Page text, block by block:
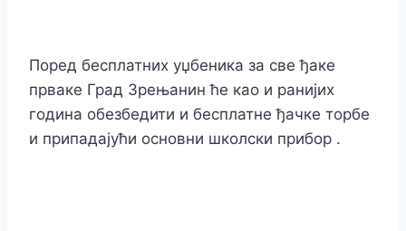
Поред бесплатних уџбеника за све ђаке
прваке Град Зрењанин ће као и ранијих
година обезбедити и бесплатне ђачке торбе
и припадајући основни школски прибор .